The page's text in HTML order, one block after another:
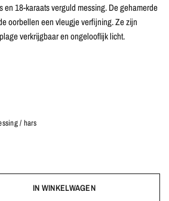
en 18-karaats verguld messing. De gehamerde
oorbellen een vleugje verfijning. Ze zijn
verkrijgbaar en ongelooflijk licht.
/ hars
IN WINKELWAGEN